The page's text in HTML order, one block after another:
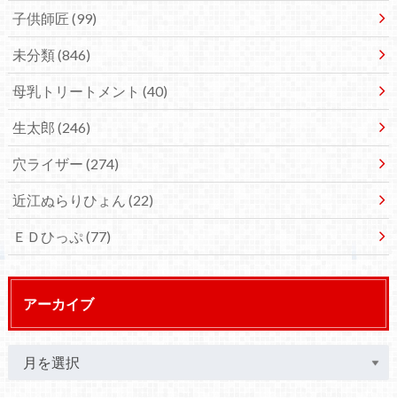
子供師匠 (99)
未分類(846)
母乳トリートメント (40)
生太郎 (246)
穴ライザー (274)
近江ぬらりひょん (22)
ＥＤひっぷ(77)
アーカイブ